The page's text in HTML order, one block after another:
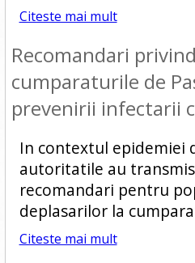
Citeste mai mult
Recomandari
cumparaturile de
prevenirii infectarii
In contextul epidemiei
autoritatile au
recomandari pentru
deplasarilor la
Citeste mai mult